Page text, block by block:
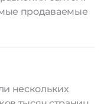
продаваемые
нескольких